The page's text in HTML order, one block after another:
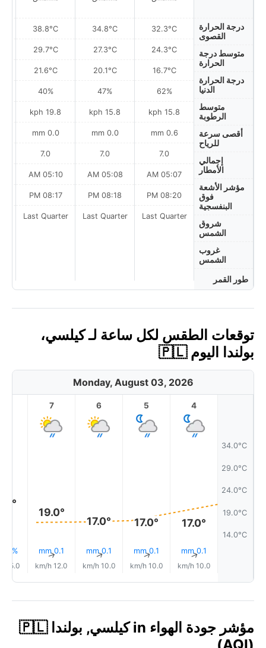
درجة الحرارة
القصوى
متوسط درجة
الحرارة
درجة الحرارة
الدنيا
متوسط
الرطوبة
أقصى سرعة
للرياح
إجمالي
الأمطار
مؤشر الأشعة
فوق
البنفسجية
شروق
الشمس
غروب
الشمس
طور القمر
32.3°C
24.3°C
16.7°C
62%
15.8 kph
0.6 mm
7.0
05:07 AM
08:20 PM
Last Quarter
34.8°C
27.3°C
20.1°C
47%
15.8 kph
0.0 mm
7.0
05:08 AM
08:18 PM
Last Quarter
38.8°C
29.7°C
21.6°C
40%
19.8 kph
0.0 mm
7.0
05:10 AM
08:17 PM
Last Quarter
توقعات الطقس لكل ساعة لـ كيلسي،
بولندا اليوم 🇵🇱
Monday, August 03, 2026
34.0°C
29.0°C
24.0°C
19.0°C
14.0°C
4
17.0°
0.1 mm
↑
10.0 km/h
5
17.0°
0.1 mm
↑
10.0 km/h
6
17.0°
0.1 mm
↑
10.0 km/h
7
19.0°
0.1 mm
↑
12.0 km/h
8% مطر
15.0 km/h
مؤشر جودة الهواء in كيلسي, بولندا 🇵🇱